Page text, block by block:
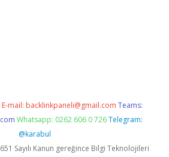
E-mail: backlinkpaneli@gmail.com Teams:
Whatsapp: 0262 606 0 726 Telegram:
@karabul
Sayılı Kanun gereğince Bilgi Teknolojileri